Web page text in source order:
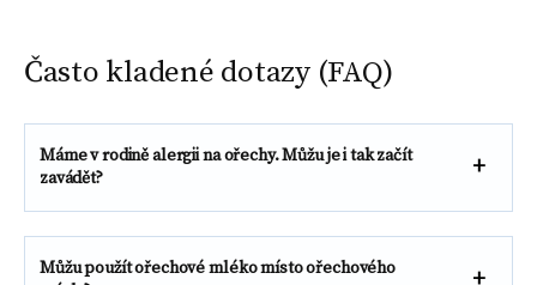
Často kladené dotazy (FAQ)
Máme v rodině alergii na ořechy. Můžu je i tak začít
zavádět?
Můžu použít ořechové mléko místo ořechového